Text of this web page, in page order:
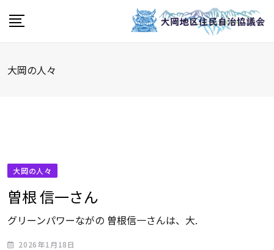
to
大岡の人々
大岡の人々
曽根 信一さん
グリーンパワーながの 曽根信一さんは、大.
2026年1月18日